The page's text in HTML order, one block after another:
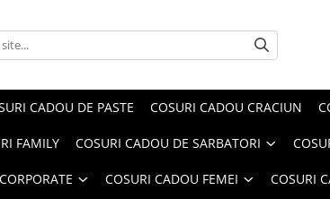
CADOU DE PASTE COSURI CADOU CRACIUN
FAMILY COSURI CADOU DE SARBATORI
COSURI CADOU FEMEI COSURI